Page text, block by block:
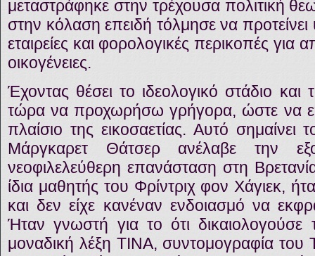
μεταστράφηκε στην τρέχουσα πολιτική
στην κόλαση επειδή τόλμησε να
εταιρείες και φορολογικές περικοπές για
οικογένειες.
Έχοντας θέσει το ιδεολογικό στάδιο και
τώρα να προχωρήσω γρήγορα, ώστε να
πλαίσιο της εικοσαετίας. Αυτό
Μάργκαρετ Θάτσερ ανέλαβε την
νεοφιλελεύθερη επανάσταση στη
ίδια μαθητής του Φρίντριχ φον Χάγιεκ,
και δεν είχε κανέναν ενδοιασμό να
Ήταν γνωστή για το ότι
μοναδική λέξη ΤΙΝΑ, συντομογραφία